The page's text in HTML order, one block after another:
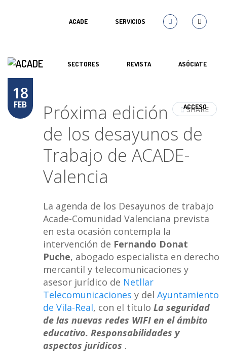
ACADE SERVICIOS
SECTORES REVISTA ASÓCIATE
ACCESO
18
FEB SHARE
Próxima edición
de los desayunos de
Trabajo de ACADE-
Valencia
La agenda de los Desayunos de trabajo
Acade-Comunidad Valenciana prevista
en esta ocasión contempla la
intervención de Fernando Donat
Puche, abogado especialista en derecho
mercantil y telecomunicaciones y
asesor jurídico de Netllar
Telecomunicaciones y del Ayuntamiento
de Vila-Real, con el título La seguridad
de las nuevas redes WIFI en el ámbito
educativo. Responsabilidades y
aspectos jurídicos .